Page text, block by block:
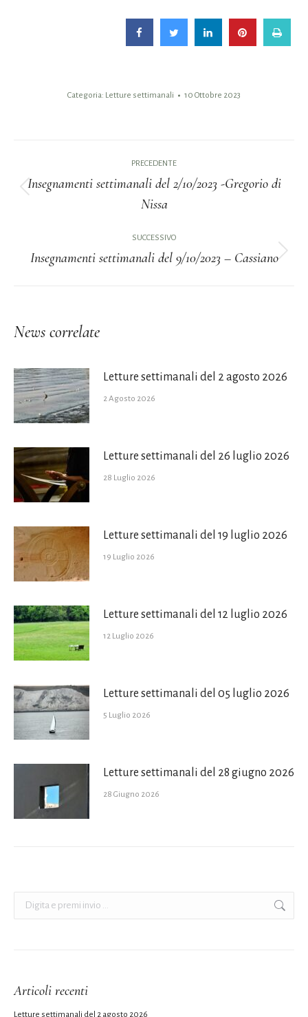
Categoria: Letture settimanali 10 Ottobre 2023
tra
PRECEDENTE
Post
Insegnamenti settimanali del 2/10/2023 -Gregorio di
Nissa
SUCCESSIVO
Prossimo
Insegnamenti settimanali del 9/10/2023 – Cassiano
News correlate
Letture settimanali del 2 agosto 2026
2 Agosto 2026
Letture settimanali del 26 luglio 2026
28 Luglio 2026
Letture settimanali del 19 luglio 2026
19 Luglio 2026
Letture settimanali del 12 luglio 2026
12 Luglio 2026
Letture settimanali del 05 luglio 2026
5 Luglio 2026
Letture settimanali del 28 giugno 2026
28 Giugno 2026
Articoli recenti
Letture settimanali del 2 agosto 2026